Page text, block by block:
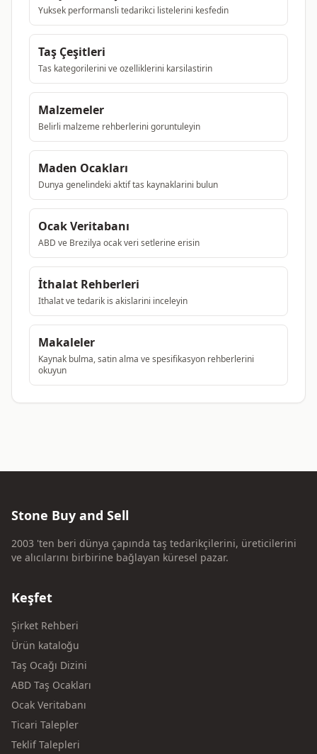
Yuksek performansli tedarikci listelerini kesfedin
Taş Çeşitleri
Tas kategorilerini ve ozelliklerini karsilastirin
Malzemeler
Belirli malzeme rehberlerini goruntuleyin
Maden Ocakları
Dunya genelindeki aktif tas kaynaklarini bulun
Ocak Veritabanı
ABD ve Brezilya ocak veri setlerine erisin
İthalat Rehberleri
Ithalat ve tedarik is akislarini inceleyin
Makaleler
Kaynak bulma, satin alma ve spesifikasyon rehberlerini
okuyun
Stone Buy and Sell
2003 'ten beri dünya çapında taş tedarikçilerini, üreticilerini
ve alıcılarını birbirine bağlayan küresel pazar.
Keşfet
Şirket Rehberi
Ürün kataloğu
Taş Ocağı Dizini
ABD Taş Ocakları
Ocak Veritabanı
Ticari Talepler
Teklif Talepleri